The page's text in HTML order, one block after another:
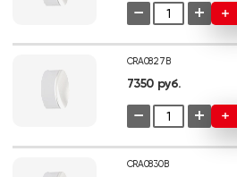
− +
CRA0827B
7350 руб.
− +
CRA0830B